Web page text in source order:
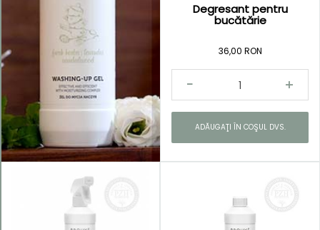
Degresant pentru
bucătărie
36,00 RON
ADĂUGAŢI ÎN COŞUL DVS.
Kategorie
Bucătărie
strălucitoare
curată
Rufe
parfumate
Universale